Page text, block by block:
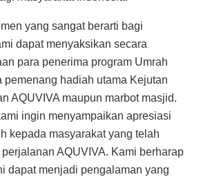
yang sangat berarti bagi
dapat menyaksikan secara
para penerima program Umrah
pemenang hadiah utama Kejutan
AQUVIVA maupun marbot masjid.
ingin menyampaikan apresiasi
kepada masyarakat yang telah
AQUVIVA. Kami berharap
dapat menjadi pengalaman yang